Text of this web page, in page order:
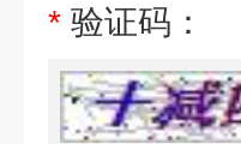
* 验证码：